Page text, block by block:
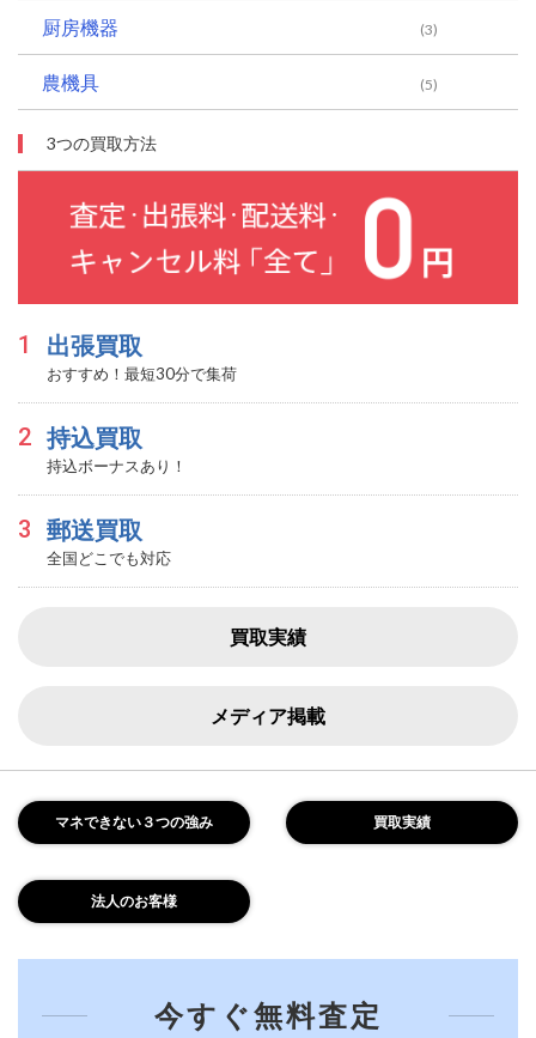
厨房機器 (3)
農機具 (5)
3つの買取方法
1 出張買取
おすすめ！最短30分で集荷
2 持込買取
持込ボーナスあり！
3 郵送買取
全国どこでも対応
買取実績
メディア掲載
マネできない３つの強み 買取実績
法人のお客様
今すぐ無料査定